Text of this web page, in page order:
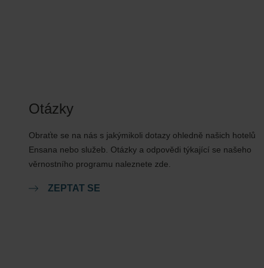
Otázky
Obraťte se na nás s jakýmikoli dotazy ohledně našich hotelů
Ensana nebo služeb. Otázky a odpovědi týkající se našeho
věrnostního programu naleznete zde.
ZEPTAT SE